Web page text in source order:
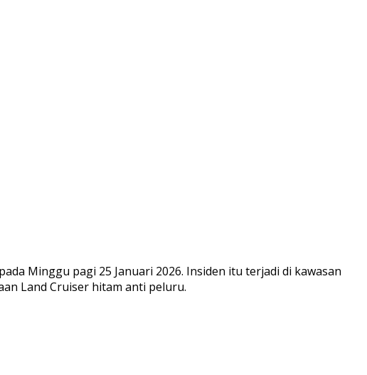
Minggu pagi 25 Januari 2026. Insiden itu terjadi di kawasan
Land Cruiser hitam anti peluru.